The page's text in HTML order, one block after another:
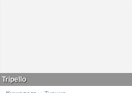
Tripello